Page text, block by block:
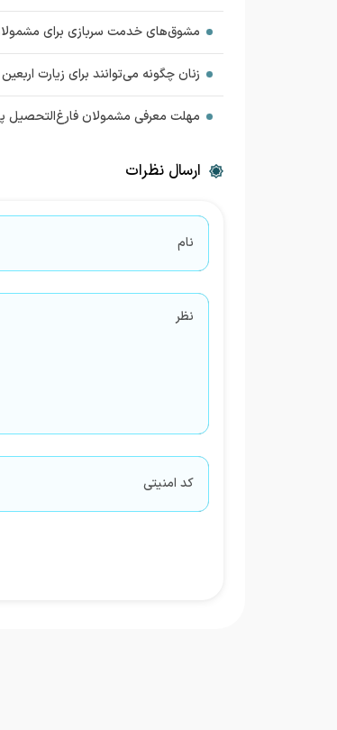
مشوق‌های خدمت سربازی برای
زنان چگونه می‌توانند برای زیارت
مهلت معرفی مشمولان فارغ‌التحصیل
ارسال نظرات